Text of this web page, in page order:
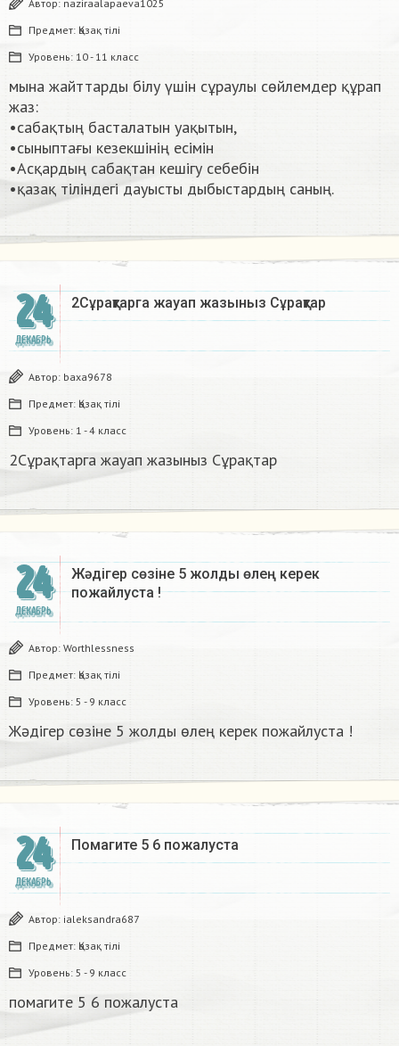
Автор: naziraalapaeva1025
Предмет: Қазақ тiлi
Уровень: 10 - 11 класс
мына жайттарды білу үшін сұраулы сөйлемдер құрап
жаз:
•сабақтың басталатын уақытын,
•сыныптағы кезекшінің есімін
•Асқардың сабақтан кешігу себебін
•қазақ тіліндегі дауысты дыбыстардың саның. ​
24
ДЕКАБРЬ
2Сұрақтарга жауап жазыныз Сұрақтар​
Автор: baxa9678
Предмет: Қазақ тiлi
Уровень: 1 - 4 класс
2Сұрақтарга жауап жазыныз Сұрақтар​
24
ДЕКАБРЬ
Жәдігер сөзіне 5 жолды өлең керек
пожайлуста !
Автор: Worthlessness
Предмет: Қазақ тiлi
Уровень: 5 - 9 класс
Жәдігер сөзіне 5 жолды өлең керек пожайлуста !
24
ДЕКАБРЬ
Помагите 5 6 пожалуста​
Автор: ialeksandra687
Предмет: Қазақ тiлi
Уровень: 5 - 9 класс
помагите 5 6 пожалуста​